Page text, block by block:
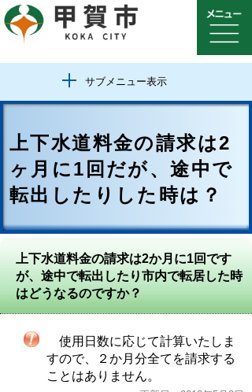
サブメニュー表示
上下水道料金の請求は2
ヶ月に1回だが、途中で
転出したりした時は？
上下水道料金の請求は2か月に1回です
が、途中で転出したり市内で転居した時
はどうなるのですか？
使用日数に応じて計算いたしま
すので、２か月分全てを請求する
ことはありません。